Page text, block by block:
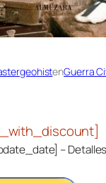
enGuerra
–Detalles